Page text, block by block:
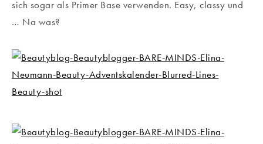
sich sogar als Primer Base verwenden. Easy, classy und
… Na was?